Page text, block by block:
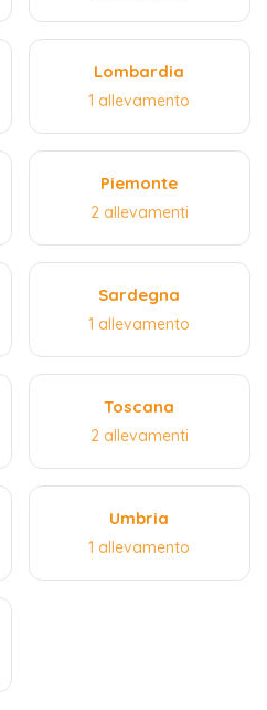
Lombardia
1 allevamento
Piemonte
2 allevamenti
Sardegna
1 allevamento
Toscana
2 allevamenti
Umbria
1 allevamento